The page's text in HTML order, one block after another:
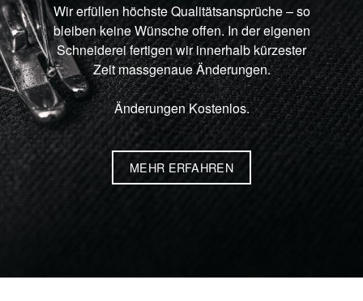
Wir erfüllen höchste Qualitätsansprüche – so
bleiben keine Wünsche offen. In der eigenen
Schneiderei fertigen wir innerhalb kürzester
Zeit massgenaue Änderungen.
Änderungen Kostenlos.
MEHR ERFAHREN